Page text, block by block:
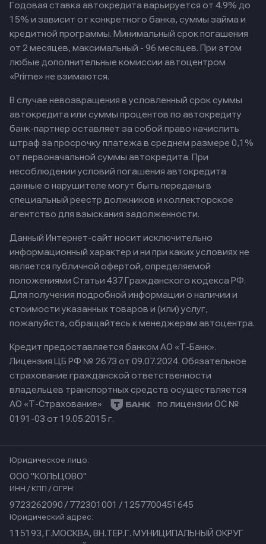
Годовая ставка автокредита варьируется от 4.9% до
15% и зависит от конкретного банка, суммы займа и
кредитной программы. Минимальный срок погашения
от 2 месяцев, максимальный - 96 месяцев. При этом
любые дополнительные комиссии автоцентром
«Prime» не взимаются.
В случае невозвращения в условленный срок суммы
автокредита или суммы процентов по автокредиту
банк-партнер оставляет за собой право начислить
штраф за просрочку платежа в среднем размере 0,1%
от первоначальной суммы автокредита. При
несоблюдении условий погашения автокредита
данные о нарушителе могут быть переданы в
специальный реестр должников и коллекторское
агентство для взыскания задолженности.
Данный Интернет-сайт носит исключительно
информационный характер и ни при каких условиях не
является публичной офертой, определяемой
положениями Статьи 437 Гражданского кодекса РФ.
Для получения подробной информации о наличии и
стоимости указанных товаров и (или) услуг,
пожалуйста, обращайтесь к менеджерам автоцентра.
Кредит предоставляется банком АО «Т-Банк».
Лицензия ЦБ РФ № 2673 от 09.07.2024. Обязательное
страхование гражданской ответственности
владельцев транспортных средств осуществляется
АО «Т-Страхование»
по лицензии ОС №
0191-03 от 19.05.2015 г.
Юридическое лицо:
ООО "КОЛЬЦОВО"
ИНН / КПП / ОГРН:
9723262090 / 772301001 / 1257700451645
Юридический адрес:
115193, Г.МОСКВА, ВН.ТЕР.Г. МУНИЦИПАЛЬНЫЙ ОКРУГ